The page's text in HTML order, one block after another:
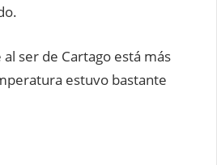
ser de Cartago está más
estuvo bastante